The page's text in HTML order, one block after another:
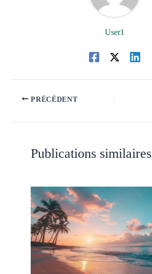
User1
PRÉCÉDENT
Publications similaires